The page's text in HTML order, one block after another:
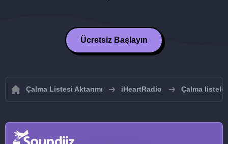
Ücretsiz Başlayın
Çalma Listesi Aktarımı iHeartRadio Çalma